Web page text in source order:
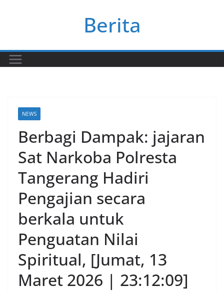
Berita
NEWS
Berbagi Dampak: jajaran
Sat Narkoba Polresta
Tangerang Hadiri
Pengajian secara
berkala untuk
Penguatan Nilai
Spiritual, [Jumat, 13
Maret 2026 | 23:12:09]